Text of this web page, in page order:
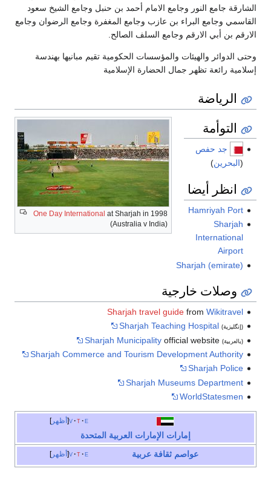
الشارقة جامع النور وجامع الامام أحمد بن حنبل وجامع الشيخ سعود
القاسمي وجامع البراء بن عازب وجامع المغفرة وجامع الرضوان وجامع
الارقم بن أبي الارقم وجامع السلف الصالح.
وحتى الدوائر والهيئات والمؤسسات الحكومية تقيم مبانيها بهندسة
إسلامية رائعة تظهر جمال الحضارة الإسلامية
الرياضة
One Day International at Sharjah in 1998
(Australia v India)
التوأمة
جد حفص
(البحرين)
انظر أيضا
Hamriyah Port
Sharjah
International
Airport
Sharjah (emirate)
وصلات خارجية
Sharjah travel guidefrom Wikitravel
(إنگليزية) Sharjah Teaching Hospital
(بالعربية) Sharjah Municipalityofficial website
Sharjah Commerce and Tourism Development Authority
Sharjah Police
Sharjah Museums Department
WorldStatesmen
أظهر v t e
إمارات الإمارات العربية المتحدة
أظهر v t e عواصم ثقافة عربية